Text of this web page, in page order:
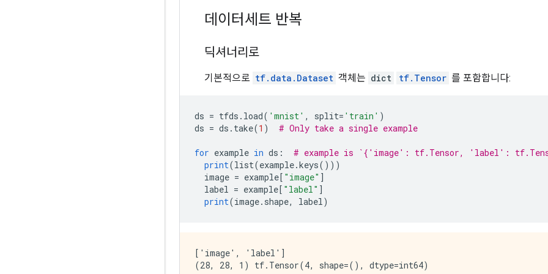
데이터세트 반복
딕셔너리로
기본적으로 tf.data.Dataset 객체는 dict tf.Tensor 를 포함합니다:
ds = tfds . load( 'mnist' , split= 'train' )
ds = ds . take(1 ) # Only take a single example
for example in ds :
# example is `{'image': tf.Tensor, 'label':
print(list(example.keys()))
image = example[ "image" ]
label = example[ "label" ]
print(image. shape, label)
['image', 'label']
(28, 28, 1) tf.Tensor(4, shape=(), dtype=int64)